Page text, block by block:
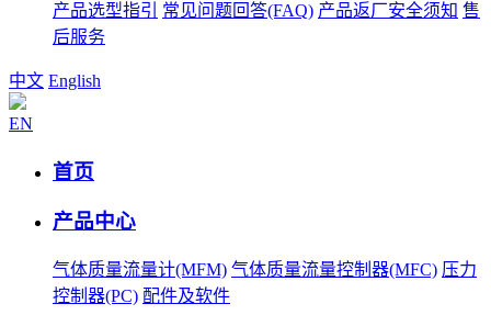
产品选型指引
常见问题回答(FAQ) 产品返厂安全须知 售
后服务
中文 English
EN
首页
产品中心
气体质量流量计(MFM) 气体质量流量控制器(MFC) 压力
控制器(PC) 配件及软件